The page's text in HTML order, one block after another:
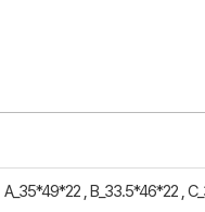
A_35*49*22 , B_33.5*46*22 ,